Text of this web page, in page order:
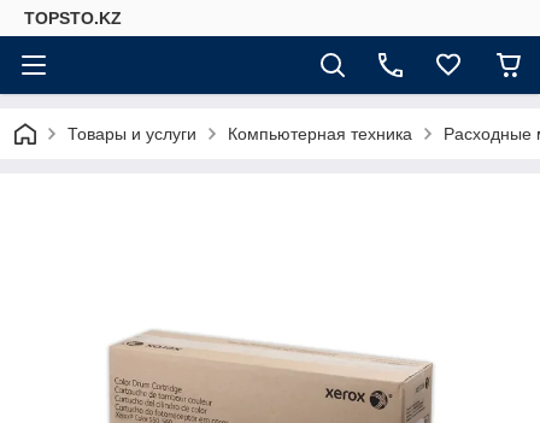
TOPSTO.KZ
Товары и услуги Компьютерная техника Расходные